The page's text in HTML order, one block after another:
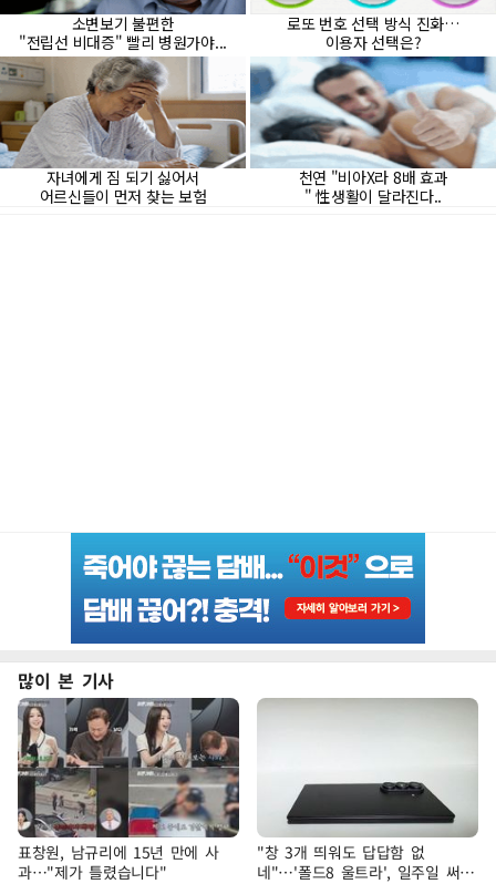
많이 본 기사
표창원, 남규리에 15년 만에 사
과…"제가 틀렸습니다"
"창 3개 띄워도 답답함 없
네"…'폴드8 울트라', 일주일 써보